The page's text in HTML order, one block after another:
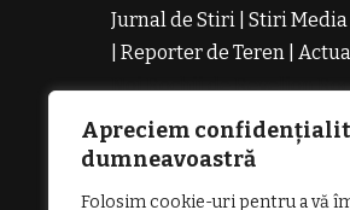
Apreciem
dumneavoastră
Folosim cookie-uri pentru a vă
Jurnal de Stiri
Stiri
Reporter de Teren
NoiRochii de Revelion
de Cununie
Magazin de
Comanda Rochii de Seara